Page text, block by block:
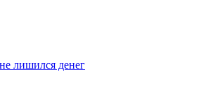
лишился денег